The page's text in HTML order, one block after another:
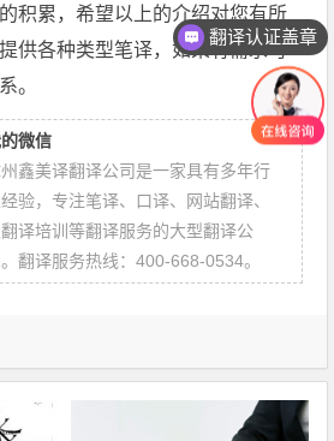
积累，希望以上的介绍对您有所
供各种类型笔译，如果有需求可
。
微信
鑫美译翻译公司是一家具有多年行
验，专注笔译、口译、网站翻译、
译培训等翻译服务的大型翻译公
翻译服务热线：400-668-0534。
翻译认证盖章